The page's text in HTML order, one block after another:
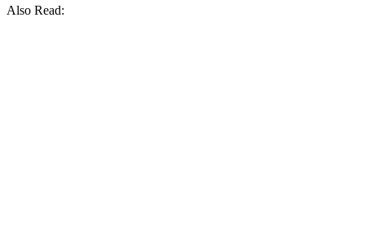
Also Read: